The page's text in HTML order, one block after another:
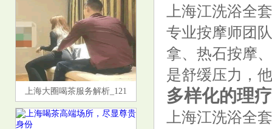
上海大圈喝茶服务解析_121
上海江洗浴全
专业按摩师团
拿、热石按摩
是舒缓压力，
多样化的理
上海江洗浴全